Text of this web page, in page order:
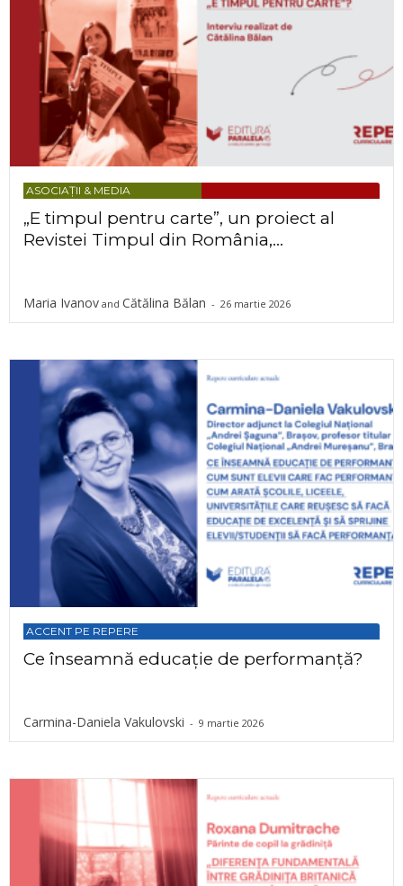
ASOCIAȚII & MEDIA
„E timpul pentru carte”, un proiect al
Revistei Timpul din România,...
Maria Ivanov and Cătălina Bălan - 26 martie 2026
ACCENT PE REPERE
Ce înseamnă educație de performanță?
Carmina-Daniela Vakulovski - 9 martie 2026